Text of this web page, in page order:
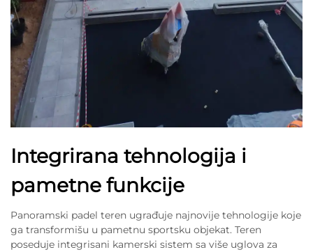
Integrirana tehnologija i
pametne funkcije
Panoramski padel teren ugrađuje najnovije tehnologije koje
ga transformišu u pametnu sportsku objekat. Teren
poseduje integrisani kamerski sistem sa više uglova za